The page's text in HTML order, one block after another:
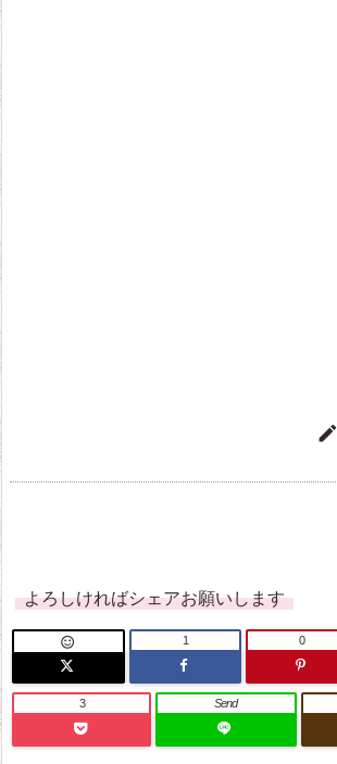

よろしければシェアお願いします
 1 0
3 Send